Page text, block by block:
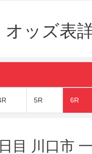
ッズ表
5R 6R
目 川口市